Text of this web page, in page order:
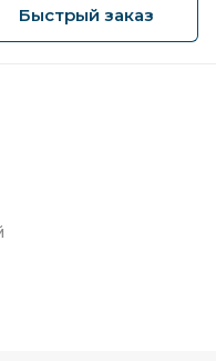
Быстрый заказ